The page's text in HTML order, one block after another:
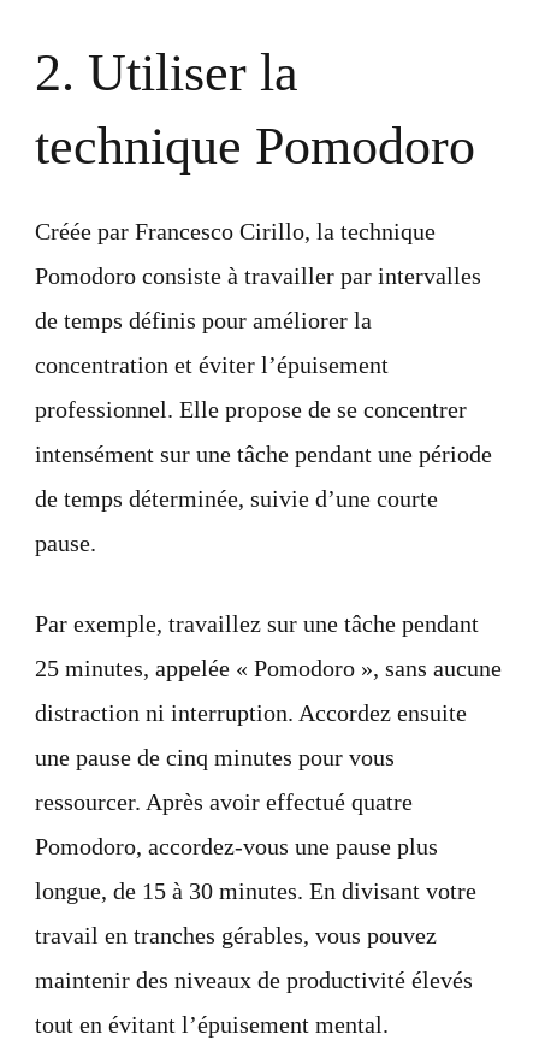
2. Utiliser la
technique Pomodoro
Créée par Francesco Cirillo, la technique
Pomodoro consiste à travailler par intervalles
de temps définis pour améliorer la
concentration et éviter l’épuisement
professionnel. Elle propose de se concentrer
intensément sur une tâche pendant une période
de temps déterminée, suivie d’une courte
pause.
Par exemple, travaillez sur une tâche pendant
25 minutes, appelée « Pomodoro », sans aucune
distraction ni interruption. Accordez ensuite
une pause de cinq minutes pour vous
ressourcer. Après avoir effectué quatre
Pomodoro, accordez-vous une pause plus
longue, de 15 à 30 minutes. En divisant votre
travail en tranches gérables, vous pouvez
maintenir des niveaux de productivité élevés
tout en évitant l’épuisement mental.